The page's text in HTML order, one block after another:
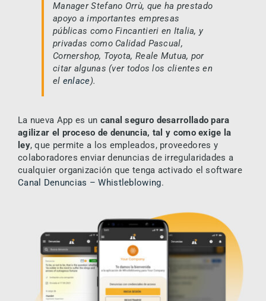
Manager Stefano Orrù, que ha prestado
apoyo a importantes empresas
públicas comoFincantieri en Italia, y
privadas como Calidad Pascual,
Cornershop, Toyota, Reale Mutua, por
citar algunas (ver todos los clientes en
el enlace).
La nueva App es un canal seguro desarrollado para
agilizar el proceso de denuncia, tal y como exige la
ley, que permite a los empleados, proveedores y
colaboradores enviar denuncias de irregularidades a
cualquier organización que tenga activado el software
Canal Denuncias – Whistleblowing.